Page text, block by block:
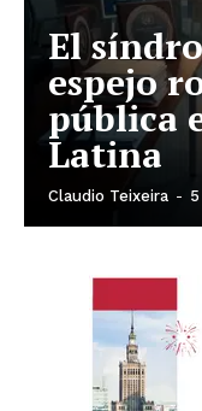
El
espejo
pública
Latina
Claudio Teixeira -